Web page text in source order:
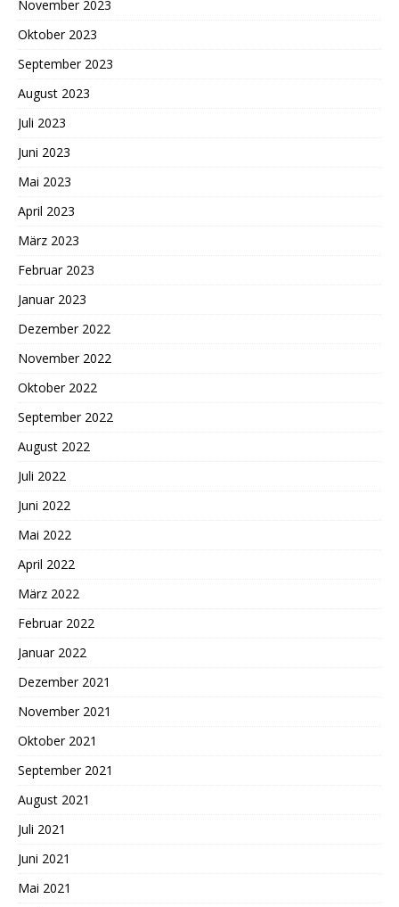
November 2023
Oktober 2023
September 2023
August 2023
Juli 2023
Juni 2023
Mai 2023
April 2023
März 2023
Februar 2023
Januar 2023
Dezember 2022
November 2022
Oktober 2022
September 2022
August 2022
Juli 2022
Juni 2022
Mai 2022
April 2022
März 2022
Februar 2022
Januar 2022
Dezember 2021
November 2021
Oktober 2021
September 2021
August 2021
Juli 2021
Juni 2021
Mai 2021